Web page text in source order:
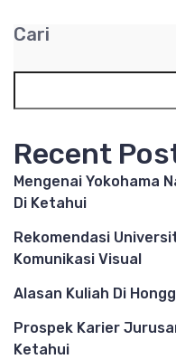
Cari
Recent
Mengenai Yokohama
Di Ketahui
Rekomendasi
Komunikasi Visual
Alasan Kuliah Di
Prospek Karier
Ketahui